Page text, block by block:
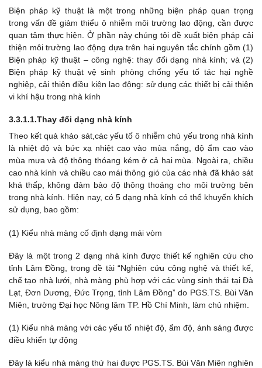
Biện pháp kỹ thuật là một trong những biện pháp quan trọng
trong vấn đề giảm thiểu ô nhiễm môi trường lao động, cần được
quan tâm thực hiện. Ở phần này chúng tôi đề xuất biện pháp cải
thiện môi trường lao động dựa trên hai nguyên tắc chính gồm (1)
Biện pháp kỹ thuật – công nghệ: thay đổi dạng nhà kính; và (2)
Biện pháp kỹ thuật vệ sinh phòng chống yếu tố tác hại nghề
nghiệp, cải thiện điều kiện lao động: sử dụng các thiết bị cải thiện
vi khí hậu trong nhà kính
3.3.1.1.Thay đổi dạng nhà kính
Theo kết quả khảo sát,các yếu tố ô nhiễm chủ yếu trong nhà kính
là nhiệt độ và bức xạ nhiệt cao vào mùa nắng, độ ẩm cao vào
mùa mưa và độ thông thóang kém ở cả hai mùa. Ngoài ra, chiều
cao nhà kính và chiều cao mái thông gió của các nhà đã khảo sát
khá thấp, không đảm bảo độ thông thoáng cho môi trường bên
trong nhà kính. Hiện nay, có 5 dạng nhà kính có thể khuyến khích
sử dụng, bao gồm:
(1) Kiểu nhà màng cố định dạng mái vòm
Đây là một trong 2 dạng nhà kính được thiết kế nghiên cứu cho
tỉnh Lâm Đồng, trong đề tài “Nghiên cứu công nghệ và thiết kế,
chế tạo nhà lưới, nhà màng phù hợp với các vùng sinh thái tại Đà
Lạt, Đơn Dương, Đức Trọng, tỉnh Lâm Đồng” do PGS.TS. Bùi Văn
Miên, trường Đại học Nông lâm TP. Hồ Chí Minh, làm chủ nhiệm.
(1) Kiểu nhà màng với các yếu tố nhiệt độ, ẩm độ, ánh sáng được
điều khiển tự động
Đây là kiểu nhà màng thứ hai được PGS.TS. Bùi Văn Miên nghiên